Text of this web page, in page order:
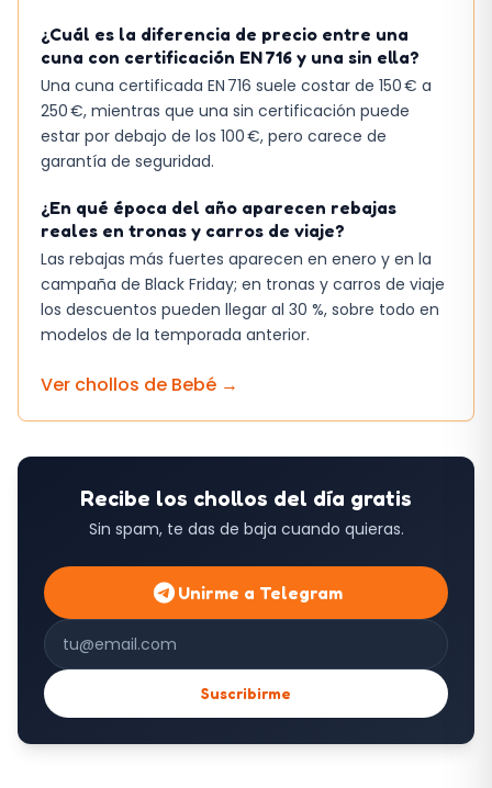
¿Cuál es la diferencia de precio entre una
cuna con certificación EN 716 y una sin ella?
Una cuna certificada EN 716 suele costar de 150 € a
250 €, mientras que una sin certificación puede
estar por debajo de los 100 €, pero carece de
garantía de seguridad.
¿En qué época del año aparecen rebajas
reales en tronas y carros de viaje?
Las rebajas más fuertes aparecen en enero y en la
campaña de Black Friday; en tronas y carros de viaje
los descuentos pueden llegar al 30 %, sobre todo en
modelos de la temporada anterior.
Ver chollos de Bebé →
Recibe los chollos del día gratis
Sin spam, te das de baja cuando quieras.
Unirme a Telegram
Correo electrónico
Suscribirme